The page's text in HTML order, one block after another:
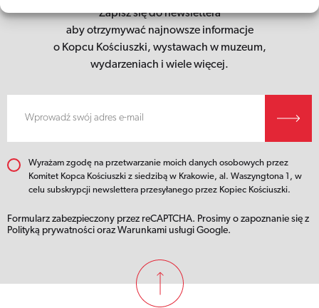
Zapisz się do newslettera
aby otrzymywać najnowsze informacje
o Kopcu Kościuszki, wystawach w muzeum,
wydarzeniach i wiele więcej.
Wyrażam zgodę na przetwarzanie moich danych osobowych przez
Komitet Kopca Kościuszki z siedzibą w Krakowie, al. Waszyngtona 1, w
celu subskrypcji newslettera przesyłanego przez Kopiec Kościuszki.
Formularz zabezpieczony przez reCAPTCHA. Prosimy o zapoznanie się z
Polityką prywatności oraz Warunkami usługi Google.